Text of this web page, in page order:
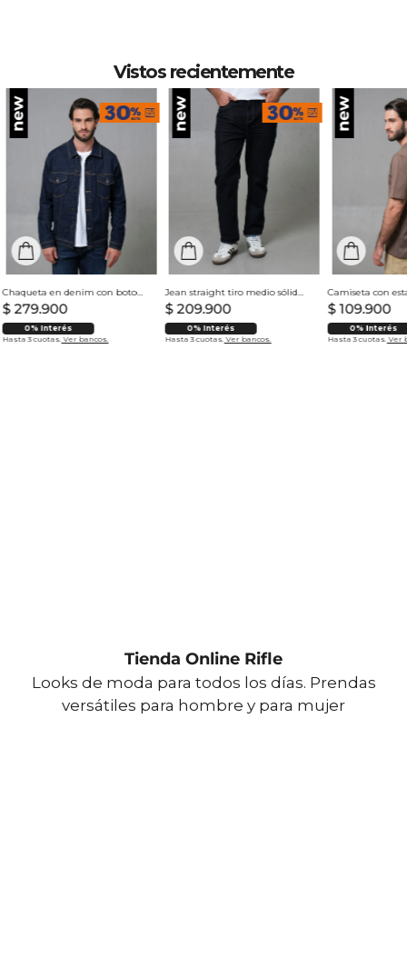
Vistos recientemente
Chaqueta en denim con botones para hombre
$ 279.900
0% Interés
Hasta 3 cuotas. Ver bancos.
Jean straight tiro medio sólido para hombre
$ 209.900
0% Interés
Hasta 3 cuotas. Ver bancos.
$ 109.900
0% Interés
Hasta 3 cuotas. Ver
Tienda Online Rifle
Looks de moda para todos los días. Prendas
versátiles para hombre y para mujer